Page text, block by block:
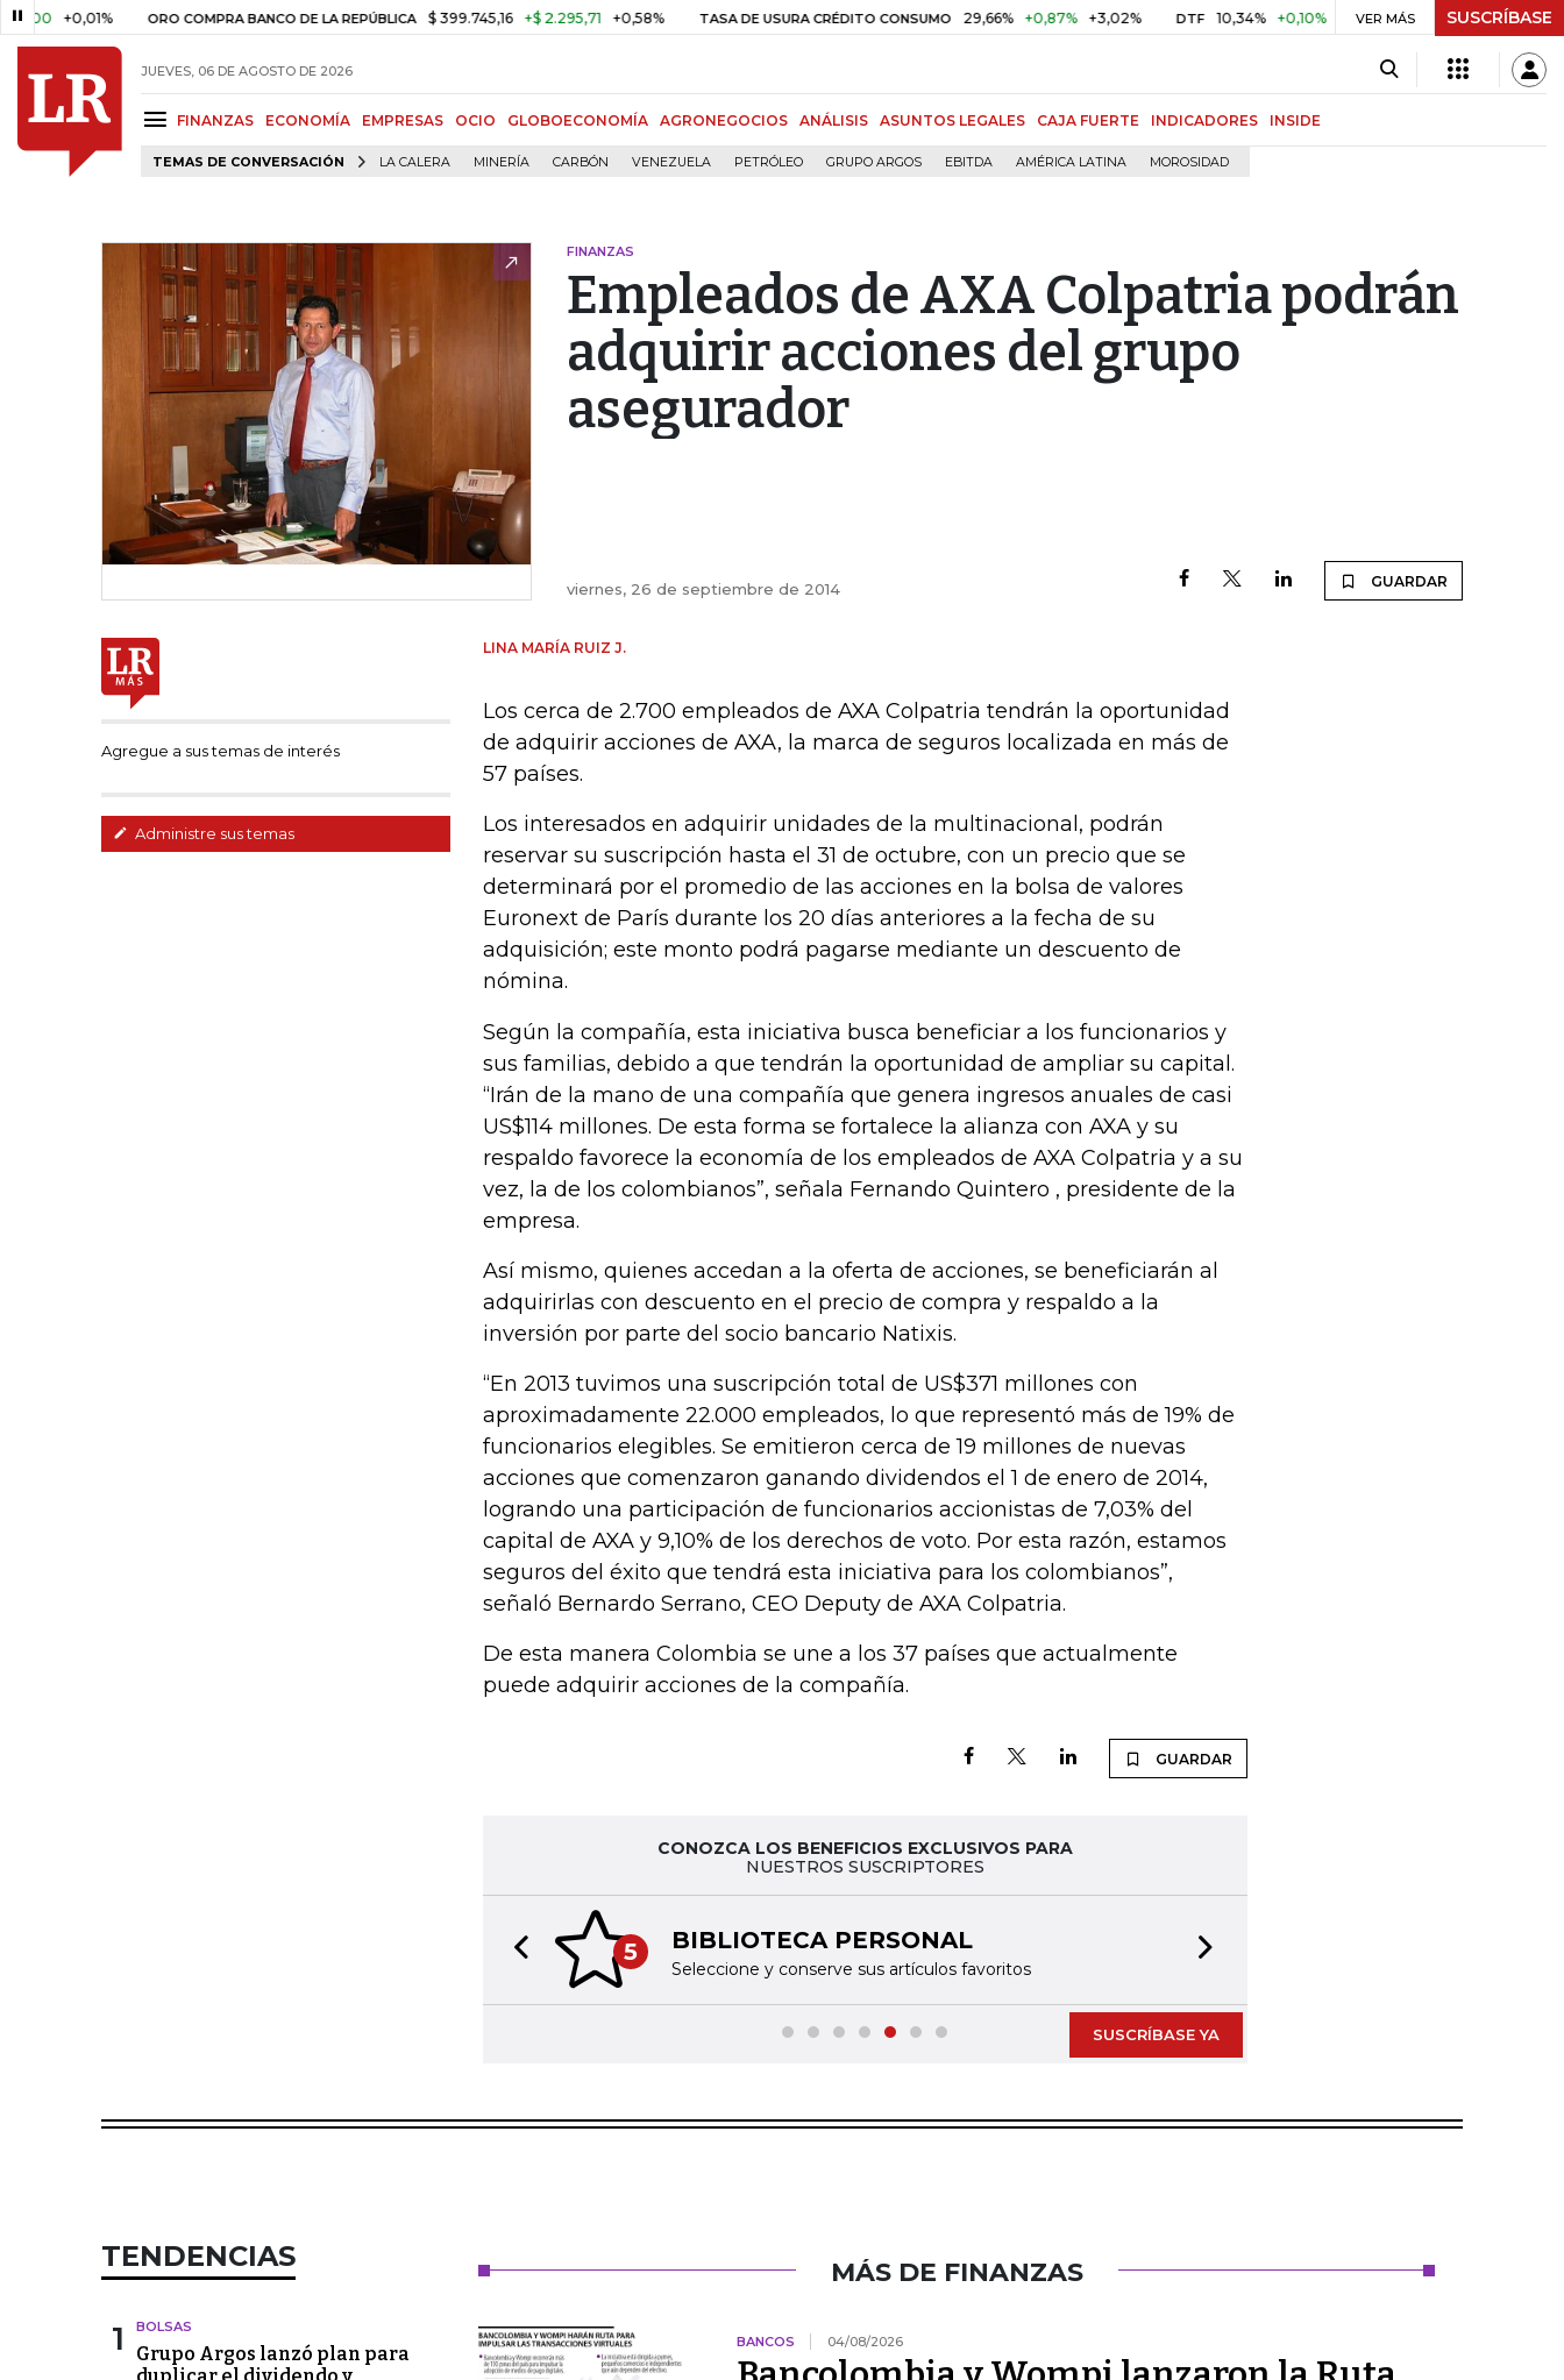
+0,01% ORO COMPRA BANCO DE LA REPÚBLICA $ 399.745,16 +$ 2.295,71 +0,58% TASA DE USURA CRÉDITO CONSUMO 29,66% +0,87% +3,02% DTF 10,34% +0,10% +0,98% UVR $ 416,86 +$ 0,05
VER MÁS SUSCRÍBASE
JUEVES, 06 DE AGOSTO DE 2026
FINANZAS ECONOMÍA EMPRESAS OCIO GLOBOECONOMÍA AGRONEGOCIOS ANÁLISIS ASUNTOS LEGALES CAJA FUERTE INDICADORES INSIDE
TEMAS DE CONVERSACIÓN LA CALERA MINERÍA CARBÓN VENEZUELA PETRÓLEO GRUPO ARGOS EBITDA AMÉRICA LATINA MOROSIDAD
FINANZAS
Empleados de AXA Colpatria podrán
adquirir acciones del grupo
asegurador
viernes, 26 de septiembre de 2014 GUARDAR
Agregue a sus temas de interés
Administre sus temas
LINA MARÍA RUIZ J.
Los cerca de 2.700 empleados de AXA Colpatria tendrán la oportunidad
de adquirir acciones de AXA, la marca de seguros localizada en más de
57 países.
Los interesados en adquirir unidades de la multinacional, podrán
reservar su suscripción hasta el 31 de octubre, con un precio que se
determinará por el promedio de las acciones en la bolsa de valores
Euronext de París durante los 20 días anteriores a la fecha de su
adquisición; este monto podrá pagarse mediante un descuento de
nómina.
Según la compañía, esta iniciativa busca beneficiar a los funcionarios y
sus familias, debido a que tendrán la oportunidad de ampliar su capital.
“Irán de la mano de una compañía que genera ingresos anuales de casi
US$114 millones. De esta forma se fortalece la alianza con AXA y su
respaldo favorece la economía de los empleados de AXA Colpatria y a su
vez, la de los colombianos”, señala Fernando Quintero , presidente de la
empresa.
Así mismo, quienes accedan a la oferta de acciones, se beneficiarán al
adquirirlas con descuento en el precio de compra y respaldo a la
inversión por parte del socio bancario Natixis.
“En 2013 tuvimos una suscripción total de US$371 millones con
aproximadamente 22.000 empleados, lo que representó más de 19% de
funcionarios elegibles. Se emitieron cerca de 19 millones de nuevas
acciones que comenzaron ganando dividendos el 1 de enero de 2014,
logrando una participación de funcionarios accionistas de 7,03% del
capital de AXA y 9,10% de los derechos de voto. Por esta razón, estamos
seguros del éxito que tendrá esta iniciativa para los colombianos”,
señaló Bernardo Serrano, CEO Deputy de AXA Colpatria.
De esta manera Colombia se une a los 37 países que actualmente
puede adquirir acciones de la compañía.
GUARDAR
CONOZCA LOS BENEFICIOS EXCLUSIVOS PARA
NUESTROS SUSCRIPTORES
5 BIBLIOTECA PERSONAL
Seleccione y conserve sus artículos favoritos
Previous slide
SUSCRÍBASE YA
TENDENCIAS
1 BOLSAS
Grupo Argos lanzó plan para
MÁS DE FINANZAS
BANCOS 04/08/2026